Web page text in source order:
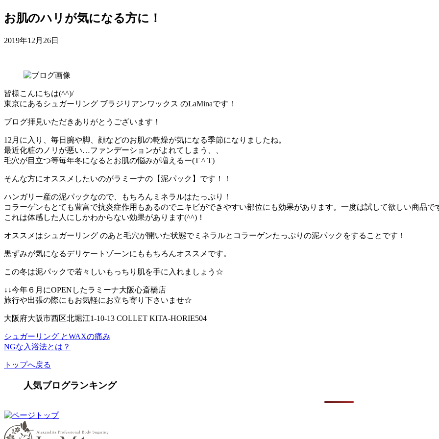
お肌のハリが気になる方に！
2019年12月26日
皆様こんにちは(^^)/
東京にあるシュガーリング ブラジリアンワックス のLaMinaです！
ブログ拝見いただきありがとうございます！
12月に入り、毎日腕や脚、顔などのお肌の乾燥が気になる季節になりましたね。
最近化粧のノリが悪い…ファンデーションがよれてしまう、、
毛穴が目立つ等毎年冬になるとお肌の悩みが増えるー(T ^ T)
そんな方にオススメしたいのがラミーナの【泥パック】です！！
ハンガリー産の泥パックなので、もちろんミネラルはたっぷり！
コラーゲンもとても豊富で抗炎症作用もあるのでニキビができやすい部位にも効果があります。一度は試して欲しい商品で
これは体感した人にしかわからない効果があります(^^)！
オススメはシュガーリング のあと毛穴が開いた状態でミネラルとコラーゲンたっぷりの泥パックをすることです！
黒ずみが気になるデリケートゾーンにももちろんオススメです。
この冬は泥パックで若々しいもっちり肌を手に入れましょう☆
↓↓今年６月にOPENしたラミーナ大阪心斎橋店
旅行や出張の際にもお気軽にお立ち寄り下さいませ☆
大阪府大阪市西区北堀江1-10-13 COLLET KITA-HORIE504
シュガーリング とWAXの痛み
NGな入浴法とは？
トップへ戻る
人気ブログランキング